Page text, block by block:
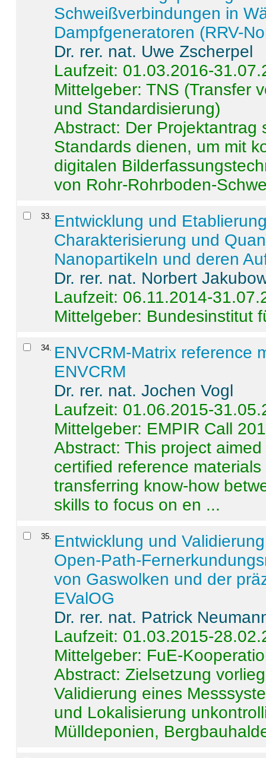
Schweißverbindungen in
Dampfgeneratoren (RRV-
Dr. rer. nat. Uwe Zscherpel
Laufzeit: 01.03.2016-
Mittelgeber: TNS (Transfer
und Standardisierung)
Abstract: Der Projektantrag
Standards dienen, um mit
digitalen
von Rohr-Rohrboden-
33. Entwicklung und
Charakterisierung und
Nanopartikeln und deren
Dr. rer. nat. Norbert
Laufzeit: 06.11.2014-
Mittelgeber: Bundesinstitut
34. ENVCRM-Matrix reference
ENVCRM
Dr. rer. nat. Jochen Vogl
Laufzeit: 01.06.2015-
Mittelgeber: EMPIR Call
Abstract:This project
certified reference
transferring know-how
skills to focus on en ...
35. Entwicklung und
Open-Path-
von Gaswolken und der
EValOG
Dr. rer. nat. Patrick
Laufzeit: 01.03.2015-
Mittelgeber: FuE-
Abstract:Zielsetzung
Validierung eines
und Lokalisierung
Mülldeponien,